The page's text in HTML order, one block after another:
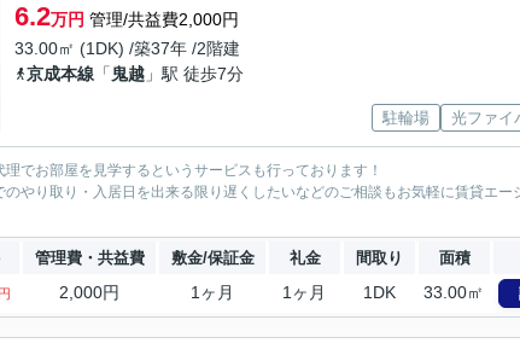
6.2万円 管理/共益費2,000円
33.00㎡ (1DK) /築37年 /2階建
京成本線 「 鬼越 」駅 徒歩7分
駐輪場 光ファイ
でお部屋を見学するというサービスも行っております！
やり取り・入居日を出来る限り遅くしたいなどのご相談もお気軽に賃貸エ
管理費・共益費 敷金/保証金 礼金 間取り 面積
2,000円 1ヶ月 1ヶ月 1DK 33.00㎡